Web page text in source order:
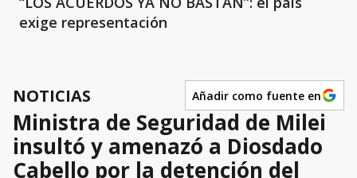
exige representación
NOTICIAS Añadir como fuente en
Ministra de Seguridad de Milei
insultó y amenazó a Diosdado
Cabello por la detención del